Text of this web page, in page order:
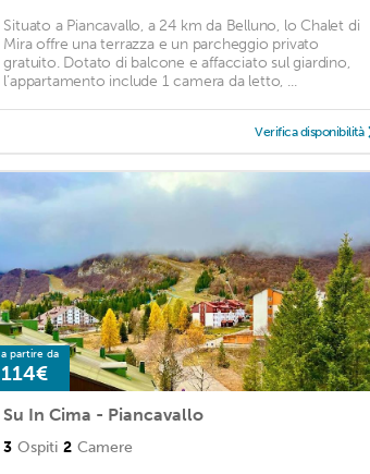
Situato a Piancavallo, a 24 km da Belluno, lo Chalet di
Mira offre una terrazza e un parcheggio privato
gratuito. Dotato di balcone e affacciato sul giardino,
l’appartamento include 1 camera da letto, ...
Verifica disponibilità
a partire da
114€
Su In Cima - Piancavallo
3 Ospiti 2 Camere